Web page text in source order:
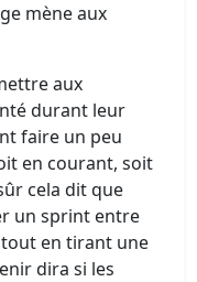
mène aux
aux
durant leur
faire un peu
en courant, soit
cela dit que
un sprint entre
en tirant une
dira si les